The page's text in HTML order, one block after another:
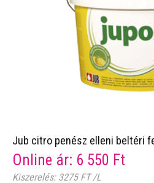
Jub citro penész elleni beltéri
Online ár: 6 550 Ft
Kiszerelés: 3275 FT /L